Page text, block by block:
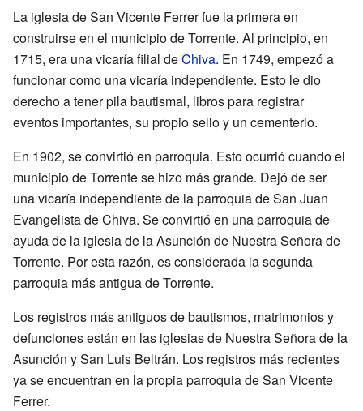
La iglesia de San Vicente Ferrer fue la primera en
construirse en el municipio de Torrente. Al principio, en
1715, era una vicaría filial deChiva. En 1749, empezó a
funcionar como una vicaría independiente. Esto le dio
derecho a tener pila bautismal, libros para registrar
eventos importantes, su propio sello y un cementerio.
En 1902, se convirtió en parroquia. Esto ocurrió cuando el
municipio de Torrente se hizo más grande. Dejó de ser
una vicaría independiente de la parroquia de San Juan
Evangelista de Chiva. Se convirtió en una parroquia de
ayuda de la iglesia de la Asunción de Nuestra Señora de
Torrente. Por esta razón, es considerada la segunda
parroquia más antigua de Torrente.
Los registros más antiguos de bautismos, matrimonios y
defunciones están en las iglesias de Nuestra Señora de la
Asunción y San Luis Beltrán. Los registros más recientes
ya se encuentran en la propia parroquia de San Vicente
Ferrer.